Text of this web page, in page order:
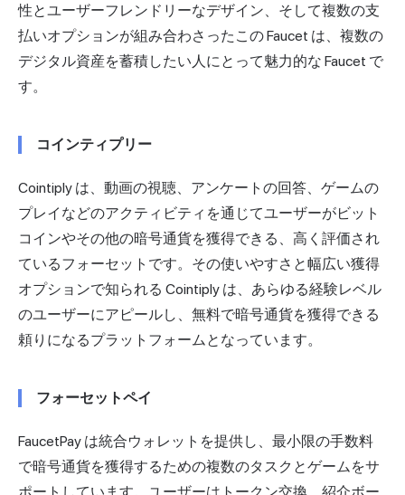
性とユーザーフレンドリーなデザイン、そして複数の支
払いオプションが組み合わさったこの Faucet は、複数の
デジタル資産を蓄積したい人にとって魅力的な Faucet で
す。
コインティプリー
Cointiply は、動画の視聴、アンケートの回答、ゲームの
プレイなどのアクティビティを通じてユーザーがビット
コインやその他の暗号通貨を獲得できる、高く評価され
ているフォーセットです。その使いやすさと幅広い獲得
オプションで知られる Cointiply は、あらゆる経験レベル
のユーザーにアピールし、無料で暗号通貨を獲得できる
頼りになるプラットフォームとなっています。
フォーセットペイ
FaucetPay は統合ウォレットを提供し、最小限の手数料
で暗号通貨を獲得するための複数のタスクとゲームをサ